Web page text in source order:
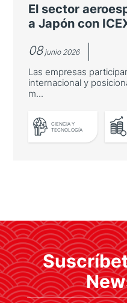
El sector
a Japón con
08junio 2026
Las empresas
internacional y
m...
CIENCIA Y
TECNOLOGÍA
Las empresas
visibilidad
fortaleciendo su